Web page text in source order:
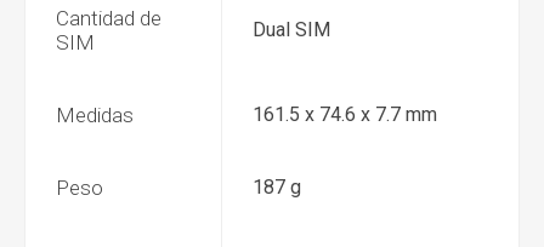
Cantidad de
SIM
Dual SIM
Medidas 161.5 x 74.6 x 7.7 mm
Peso 187 g